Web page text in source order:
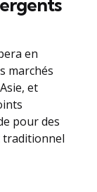
en
marchés
et
pour des
traditionnel